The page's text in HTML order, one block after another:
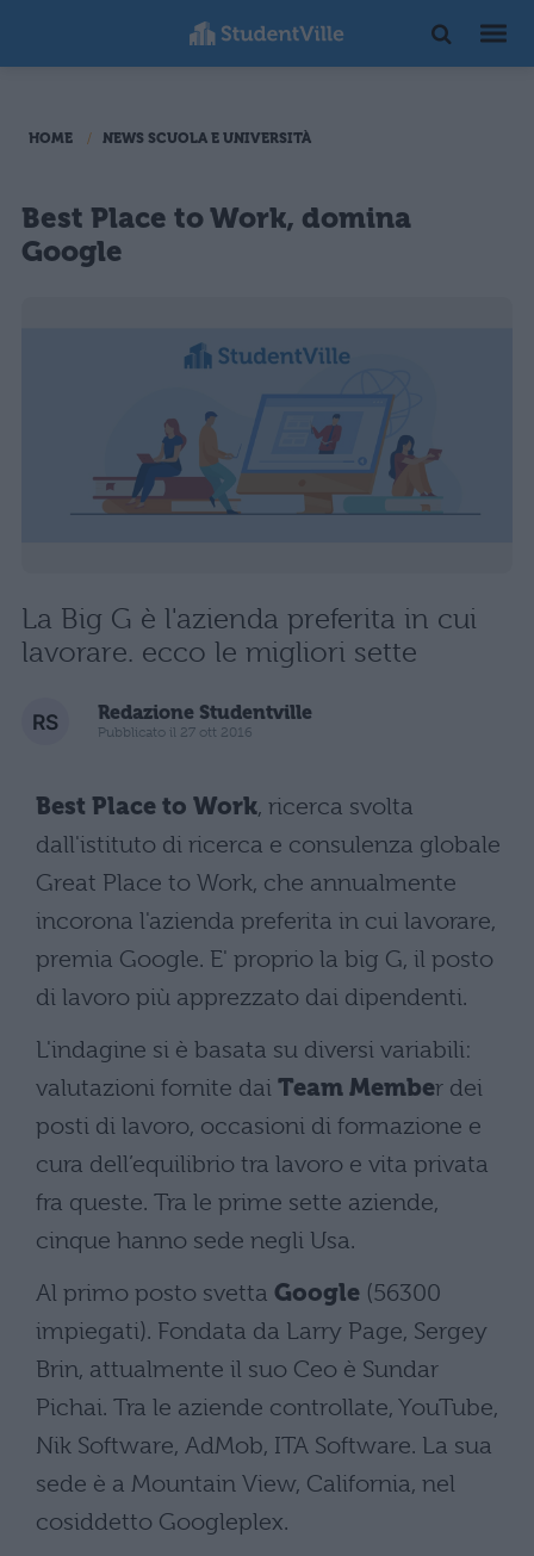
HOME NEWS SCUOLA E UNIVERSITÀ
Best Place to Work, domina
Google
La Big G è l'azienda preferita in cui
lavorare. ecco le migliori sette
Redazione Studentville
Pubblicato il 27 ott 2016
Best Place to Work, ricerca svolta
dall'istituto di ricerca e consulenza globale
Great Place to Work, che annualmente
incorona l'azienda preferita in cui lavorare,
premia Google. E' proprio la big G, il posto
di lavoro più apprezzato dai dipendenti.
L'indagine si è basata su diversi variabili:
valutazioni fornite dai Team Member dei
posti di lavoro, occasioni di formazione e
cura dell’equilibrio tra lavoro e vita privata
fra queste. Tra le prime sette aziende,
cinque hanno sede negli Usa.
Al primo posto svetta Google (56300
impiegati). Fondata da Larry Page, Sergey
Brin, attualmente il suo Ceo è Sundar
Pichai. Tra le aziende controllate, YouTube,
Nik Software, AdMob, ITA Software. La sua
sede è a Mountain View, California, nel
cosiddetto Googleplex.